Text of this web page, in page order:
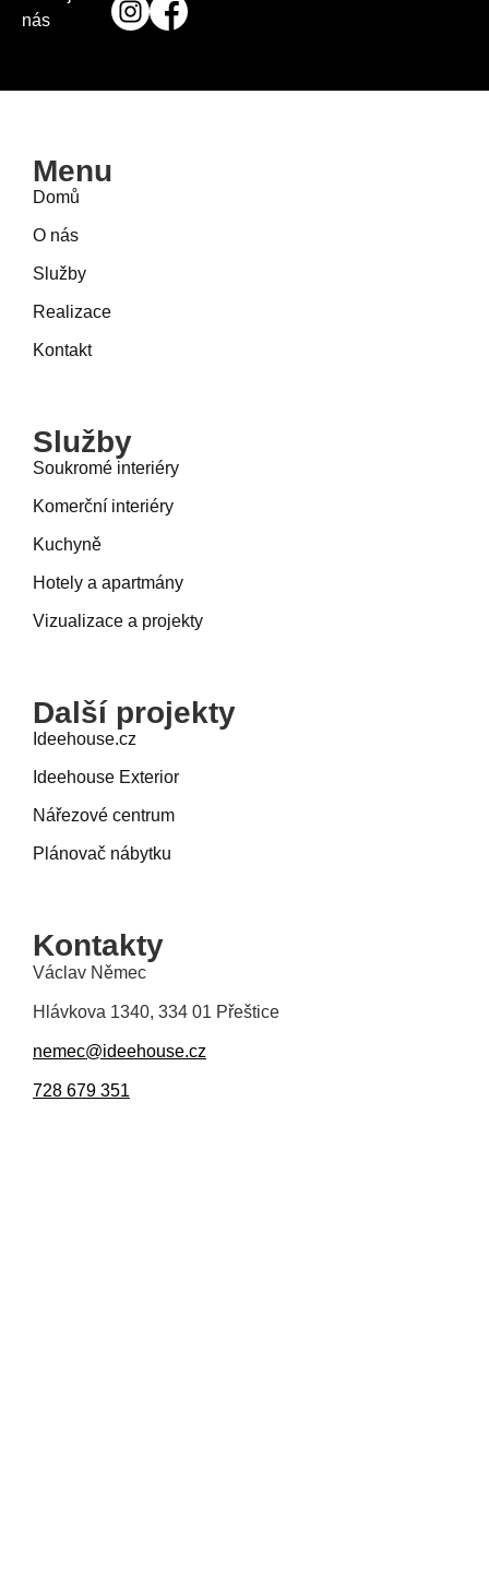
nás
Menu
Domů
O nás
Služby
Realizace
Kontakt
Služby
Soukromé interiéry
Komerční interiéry
Kuchyně
Hotely a apartmány
Vizualizace a projekty
Další projekty
Ideehouse.cz
Ideehouse Exterior
Nářezové centrum
Plánovač nábytku
Kontakty
Václav Němec
Hlávkova 1340, 334 01 Přeštice
nemec@ideehouse.cz
728 679 351